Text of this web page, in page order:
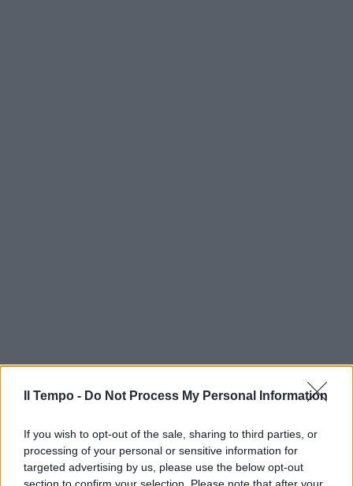
Il Tempo - Do Not Process My Personal Information
If you wish to opt-out of the sale, sharing to third parties, or
processing of your personal or sensitive information for
targeted advertising by us, please use the below opt-out